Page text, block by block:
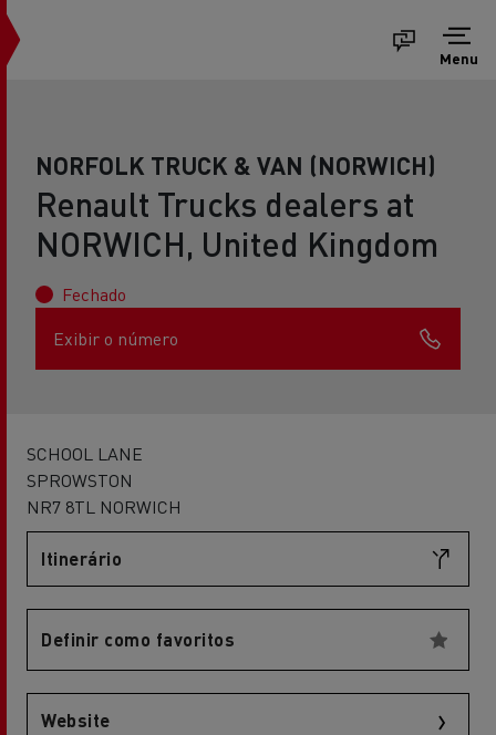
Menu
NORFOLK TRUCK & VAN (NORWICH)
Renault Trucks dealers at
NORWICH, United Kingdom
Fechado
Exibir o número
SCHOOL LANE
SPROWSTON
NR7 8TL NORWICH
Itinerário
Definir como favoritos
Website